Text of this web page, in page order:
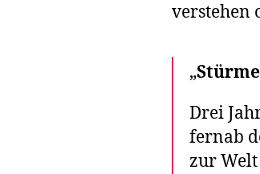
verstehen
„
Drei
fernab
zur Welt